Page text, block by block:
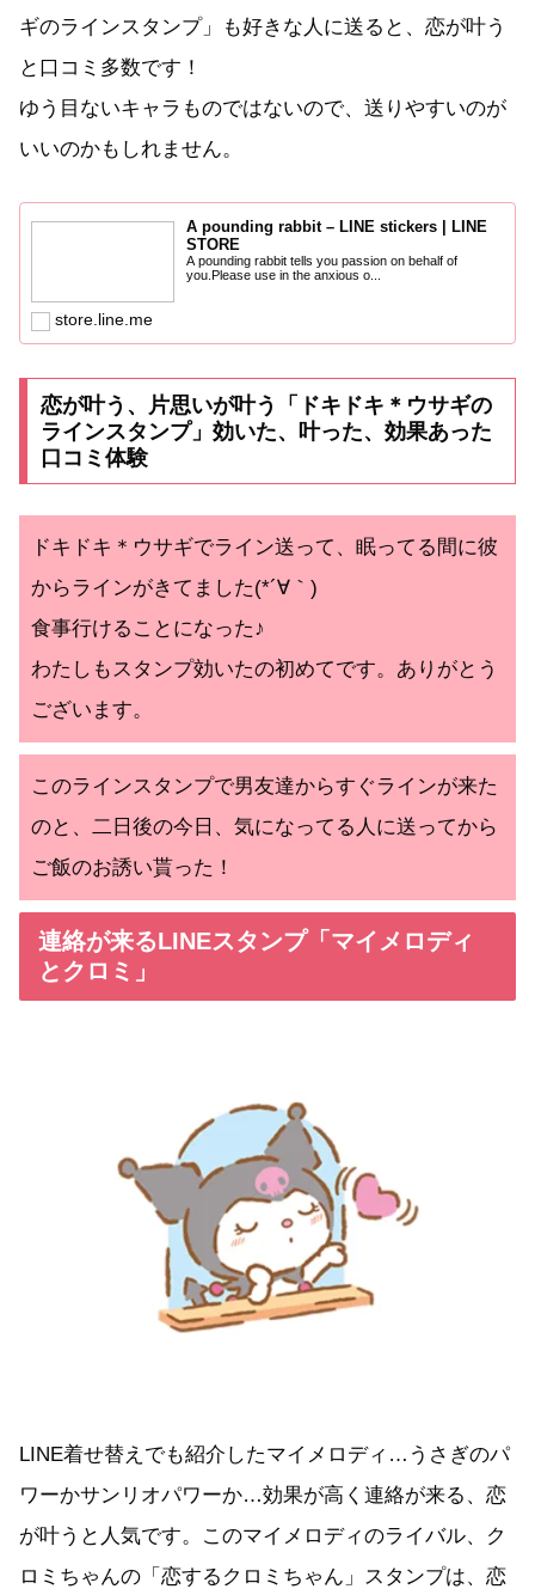
ギのラインスタンプ」も好きな人に送ると、恋が叶う
と口コミ多数です！
ゆう目ないキャラものではないので、送りやすいのが
いいのかもしれません。
A pounding rabbit – LINE stickers | LINE
STORE
A pounding rabbit tells you passion on behalf of
you.Please use in the anxious o...
store.line.me
恋が叶う、片思いが叶う「ドキドキ＊ウサギの
ラインスタンプ」効いた、叶った、効果あった
口コミ体験
ドキドキ＊ウサギでライン送って、眠ってる間に彼
からラインがきてました(*´∀｀)
食事行けることになった♪
わたしもスタンプ効いたの初めてです。ありがとう
ございます。
このラインスタンプで男友達からすぐラインが来た
のと、二日後の今日、気になってる人に送ってから
ご飯のお誘い貰った！
連絡が来るLINEスタンプ「マイメロディ
とクロミ」
LINE着せ替えでも紹介したマイメロディ…うさぎのパ
ワーかサンリオパワーか…効果が高く連絡が来る、恋
が叶うと人気です。このマイメロディのライバル、ク
ロミちゃんの「恋するクロミちゃん」スタンプは、恋